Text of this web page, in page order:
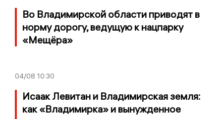
Во Владимирской области приводят в
норму дорогу, ведущую к нацпарку
«Мещёра»
04/08 10:30
Исаак Левитан и Владимирская земля:
как «Владимирка» и вынужденное